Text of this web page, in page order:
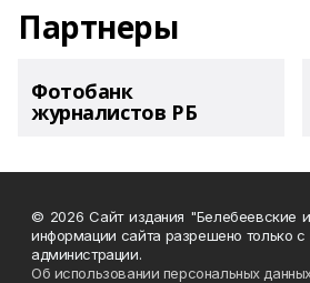
Партнеры
Фотобанк
журналистов РБ
© 2026 Сайт издания "Белебеевские
информации сайта разрешено только с
администрации.
Об использовании персональных